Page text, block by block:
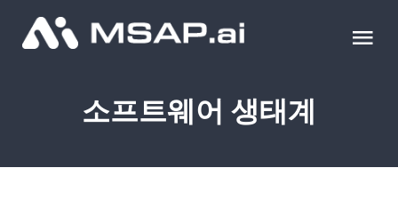
조달물품
소프트웨어 생태계